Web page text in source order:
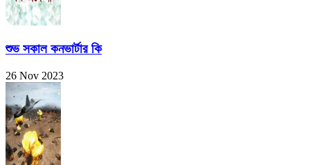
শুভ সকাল কনভার্টার কি
26 Nov 2023